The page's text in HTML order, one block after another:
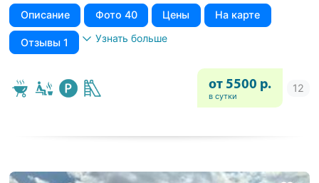
Описание Фото 40 Цены На карте
Отзывы 1 Узнать больше
от 5500 р.
в сутки